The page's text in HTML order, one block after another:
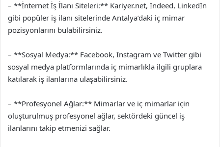
– **İnternet İş İlanı Siteleri:** Kariyer.net, Indeed, LinkedIn
gibi popüler iş ilanı sitelerinde Antalya’daki iç mimar
pozisyonlarını bulabilirsiniz.
– **Sosyal Medya:** Facebook, Instagram ve Twitter gibi
sosyal medya platformlarında iç mimarlıkla ilgili gruplara
katılarak iş ilanlarına ulaşabilirsiniz.
– **Profesyonel Ağlar:** Mimarlar ve iç mimarlar için
oluşturulmuş profesyonel ağlar, sektördeki güncel iş
ilanlarını takip etmenizi sağlar.